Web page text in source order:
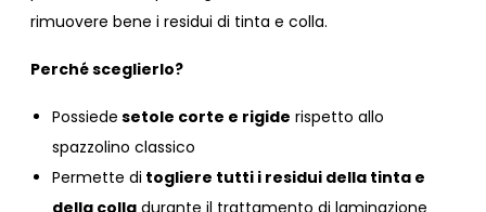
rimuovere bene i residui di tinta e colla.
Perché sceglierlo?
Possiede setole corte e rigide rispetto allo
spazzolino classico
Permette di togliere tutti i residui della tinta e
della colla durante il trattamento di laminazione